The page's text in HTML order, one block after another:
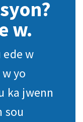
w.
ede w
yo
ka jwenn
sou